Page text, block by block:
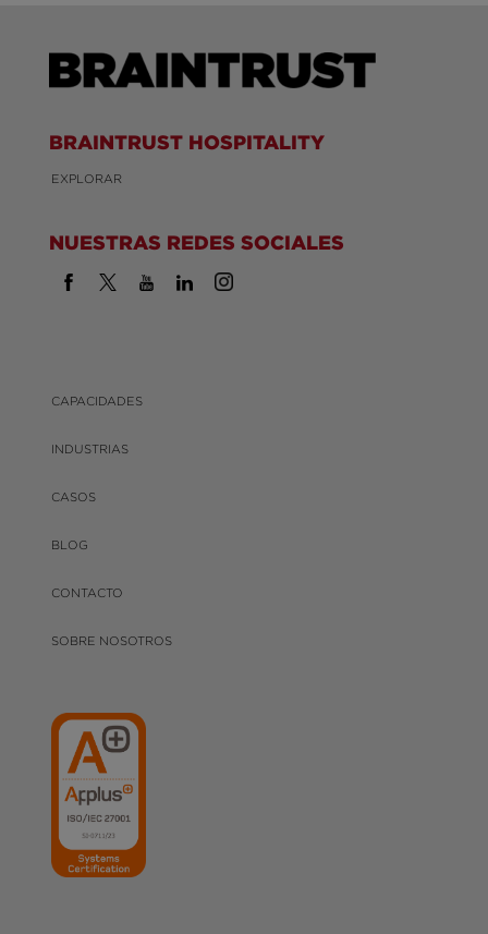
BRAINTRUST HOSPITALITY
EXPLORAR
NUESTRAS REDES SOCIALES
CAPACIDADES
INDUSTRIAS
CASOS
BLOG
CONTACTO
SOBRE NOSOTROS